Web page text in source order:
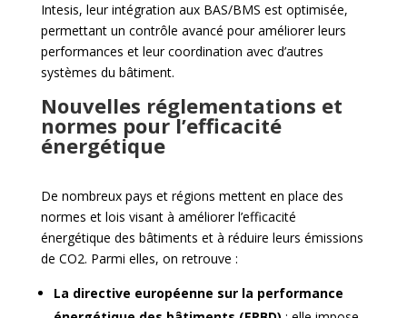
Intesis, leur intégration aux BAS/BMS est optimisée,
permettant un contrôle avancé pour améliorer leurs
performances et leur coordination avec d’autres
systèmes du bâtiment.
Nouvelles réglementations et
normes pour l’efficacité
énergétique
De nombreux pays et régions mettent en place des
normes et lois visant à améliorer l’efficacité
énergétique des bâtiments et à réduire leurs émissions
de CO2. Parmi elles, on retrouve :
La directive européenne sur la performance